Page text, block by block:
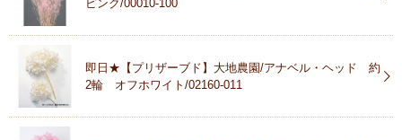
ピンク/00010-100
即日★【プリザーブド】大地農園/アナベル・ヘッド 約
2輪 オフホワイト/02160-011